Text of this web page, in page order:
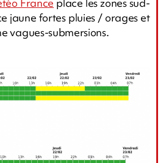
jaune fortes pluies / orages et
vagues-submersions.